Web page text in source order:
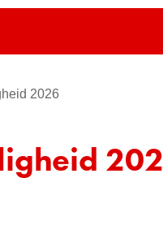
2026